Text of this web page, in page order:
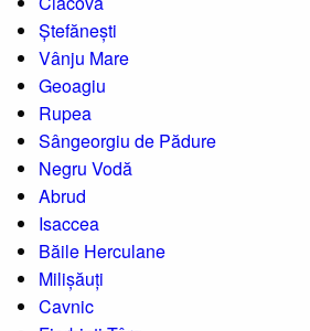
Ștefănești
Vânju Mare
Geoagiu
Rupea
Sângeorgiu de Pădure
Negru Vodă
Abrud
Isaccea
Băile Herculane
Milișăuți
Cavnic